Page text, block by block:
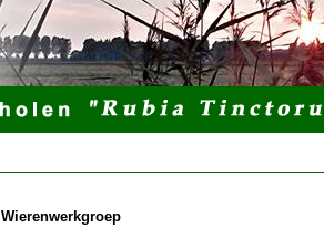
Wierenwerkgroep